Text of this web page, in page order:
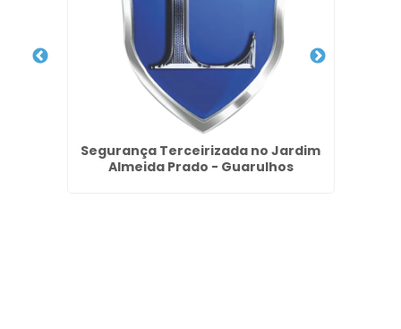
Segurança Terceirizada no Jardim
Almeida Prado - Guarulhos